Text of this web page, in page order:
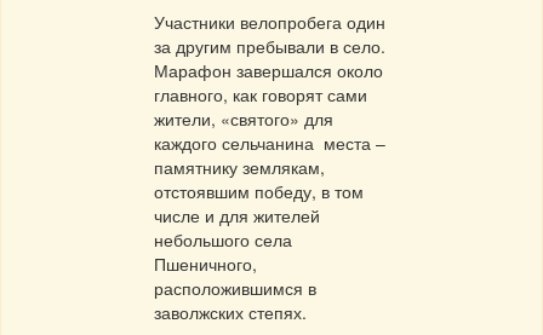
Участники велопробега один
за другим пребывали в село.
Марафон завершался около
главного, как говорят сами
жители, «святого» для
каждого сельчанина места –
памятнику землякам,
отстоявшим победу, в том
числе и для жителей
небольшого села
Пшеничного,
расположившимся в
заволжских степях.